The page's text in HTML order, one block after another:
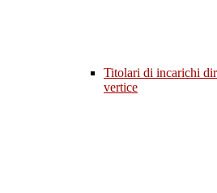
Titolari di incarichi
vertice